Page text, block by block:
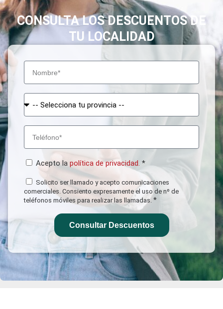
CONSULTA LOS DESCUENTOS DE
TU LOCALIDAD
Acepto la política de privacidad. *
Solicito ser llamado y acepto comunicaciones
comerciales. Consiento expresamente el uso de nº de
teléfonos móviles para realizar las llamadas. *
Consultar Descuentos